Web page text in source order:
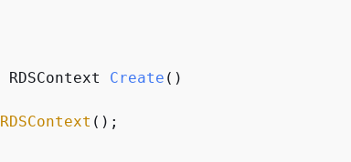
RDSContext Create ()
RDSContext ();